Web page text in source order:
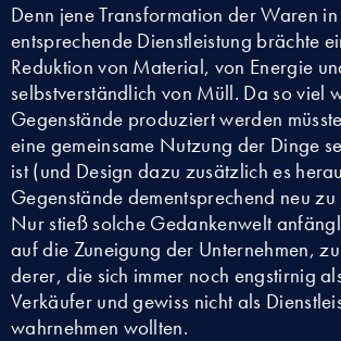
Denn jene Transformation der Waren
entsprechende Dienstleistung brächte
Reduktion von Material, von Energie
selbstverständlich von Müll. Da so viel
Gegenstände produziert werden
eine gemeinsame Nutzung der Dinge
ist (und Design dazu zusätzlich es
Gegenstände dementsprechend neu
Nur stieß solche Gedankenwelt
auf die Zuneigung der Unternehmen,
derer, die sich immer noch engstirnig
Verkäufer und gewiss nicht als
wahrnehmen wollten.